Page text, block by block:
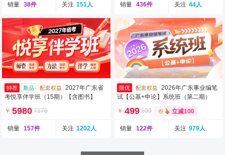
销量 38件 关注 151人 销量 436件 关注 44人
特荐 新品 配套权益
2027年广东省
考悦享伴学班（15期）【含图书】
￥ 5980 7176
销量 157件 关注 1202人
限优 配套权益
2026年广东事业编笔
试【公基+申论】系统班（第二期）
￥ 499 599 立减100
销量 122件 关注 979人